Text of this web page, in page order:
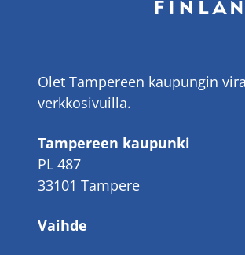
Olet Tampereen kaupungin
verkkosivuilla.
Tampereen kaupunki
PL 487
33101 Tampere
Vaihde